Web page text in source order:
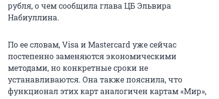
рубля, о чем сообщила глава ЦБ Эльвира
Набиуллина.
По ее словам, Visa и Mastercard уже сейчас
постепенно заменяются экономическими
методами, но конкретные сроки не
устанавливаются. Она также пояснила, что
функционал этих карт аналогичен картам «Мир»,